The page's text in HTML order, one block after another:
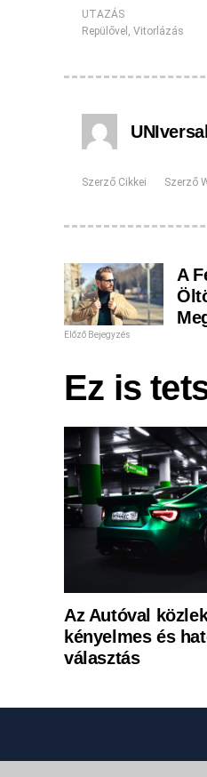
UTAZÁS
Repülővel , Vitorlázás
Szerző Cikkei Szerző
A
Előző Bejegyzés
Ez is
Az Autóval
kényelmes és
választás